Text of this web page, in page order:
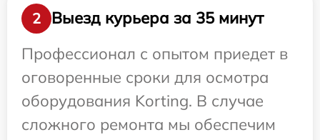
2
Выезд курьера за 35 минут
Профессионал с опытом приедет в
оговоренные сроки для осмотра
оборудования Korting. В случае
сложного ремонта мы обеспечим